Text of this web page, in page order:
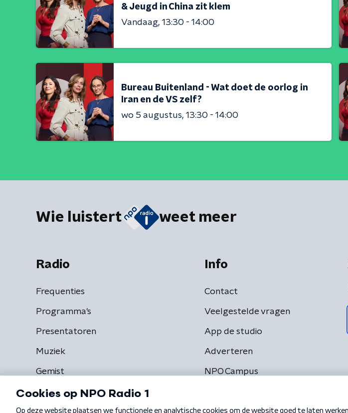
& Jeugd in China zit klem
Vandaag 13:30 - 14:00
Bureau Buitenland - Wat doet de oorlog in
Iran en de VS zelf?
wo 5 augustus 13:30 - 14:00
Wie luistert weet meer
Radio
Frequenties
Programma's
Presentatoren
Muziek
Gemist
Info
Contact
Veelgestelde vragen
App de studio
Adverteren
NPO Campus